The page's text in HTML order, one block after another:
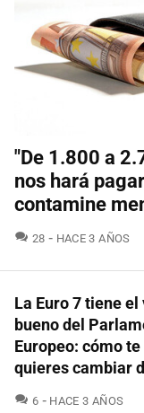
"De 1.800 a
nos hará
contamine
28 COMENTARIOS
HACE 3 AÑOS
La Euro 7 tiene el
bueno del
Europeo: cómo
quieres cambiar
6 COMENTARIOS
HACE 3 AÑOS